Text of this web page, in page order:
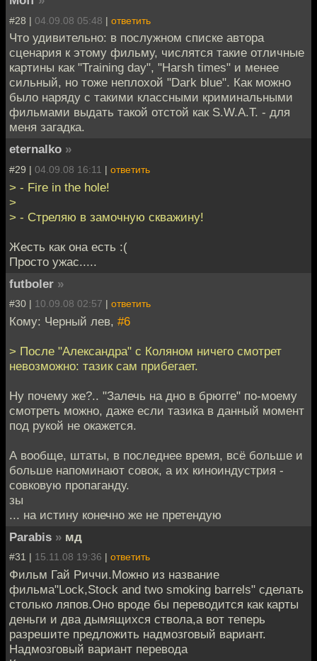
#28 | 04.09.08 05:48 | ответить
Что удивительно: в послужном списке автора
сценария к этому фильму, числятся такие отличные
картины как "Training day", "Harsh times" и менее
сильный, но тоже неплохой "Dark blue". Как можно
было наряду с такими классными криминальными
фильмами выдать такой отстой как S.W.A.T. - для
меня загадка.
eternalko »
#29 | 04.09.08 16:11 | ответить
> - Fire in the hole!
>
> - Стреляю в замочную скважину!
Жесть как она есть :(
Просто ужас.....
futboler »
#30 | 10.09.08 02:57 | ответить
Кому: Черный лев, #6
> После "Александра" с Коляном ничего смотрет
невозможно: тазик сам прибегает.
Ну почему же?.. "Залечь на дно в брюгге" по-моему
смотреть можно, даже если тазика в данный момент
под рукой не окажется.
А вообще, штаты, в последнее время, всё больше и
больше напоминают совок, а их киноиндустрия -
совковую пропаганду.
зы
... на истину конечно же не претендую
Parabis » мд
#31 | 15.11.08 19:36 | ответить
Фильм Гай Риччи.Можно из название
фильма"Lock,Stock and two smoking barrels" сделать
столько ляпов.Оно вроде бы переводится как карты
деньги и два дымящихся ствола,а вот теперь
разрешите предложить надмозговый вариант.
Надмозговый вариант перевода